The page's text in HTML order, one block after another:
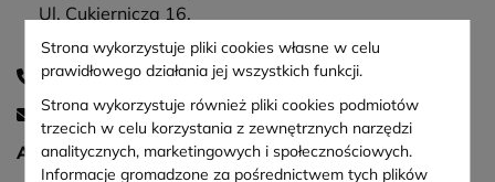
Strona wykorzystuje pliki cookies własne w celu
prawidłowego działania jej wszystkich funkcji.
Strona wykorzystuje również pliki cookies podmiotów
trzecich w celu korzystania z zewnętrznych narzędzi
analitycznych, marketingowych i społecznościowych.
Informacje gromadzone za pośrednictwem tych plików
Ul. Cukiernicza 16,
05-506 Kolonia Lesznowola
+48 22 498 7 498
sekretariat@alfaseal.pl
ALFASEAL GROUP Sp. z o. o.